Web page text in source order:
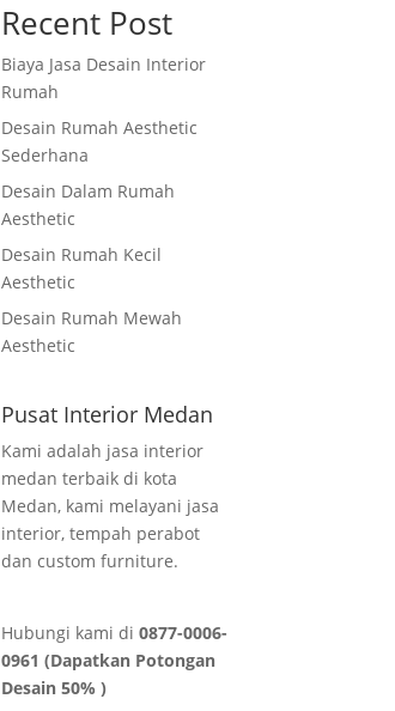
Recent Post
Biaya Jasa Desain Interior
Rumah
Desain Rumah Aesthetic
Sederhana
Desain Dalam Rumah
Aesthetic
Desain Rumah Kecil
Aesthetic
Desain Rumah Mewah
Aesthetic
Pusat Interior Medan
Kami adalah jasa interior
medan terbaik di kota
Medan, kami melayani jasa
interior, tempah perabot
dan custom furniture.
Hubungi kami di0877-0006-
0961 (Dapatkan Potongan
Desain 50% )